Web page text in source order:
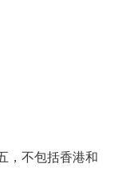
，不包括香港和